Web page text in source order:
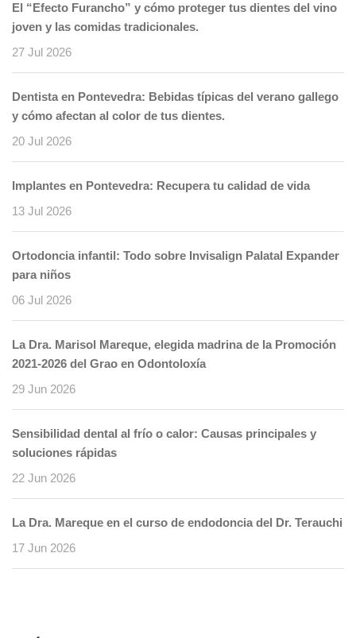
El “Efecto Furancho” y cómo proteger tus dientes del vino
joven y las comidas tradicionales.
27 Jul 2026
Dentista en Pontevedra: Bebidas típicas del verano gallego
y cómo afectan al color de tus dientes.
20 Jul 2026
Implantes en Pontevedra: Recupera tu calidad de vida
13 Jul 2026
Ortodoncia infantil: Todo sobre Invisalign Palatal Expander
para niños
06 Jul 2026
La Dra. Marisol Mareque, elegida madrina de la Promoción
2021-2026 del Grao en Odontoloxía
29 Jun 2026
Sensibilidad dental al frío o calor: Causas principales y
soluciones rápidas
22 Jun 2026
La Dra. Mareque en el curso de endodoncia del Dr. Terauchi
17 Jun 2026